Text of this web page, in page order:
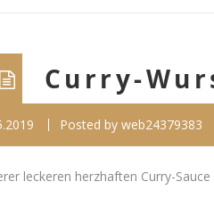
Curry-
Posted by web24379383
leckeren herzhaften Curry-